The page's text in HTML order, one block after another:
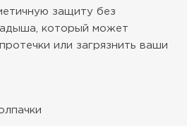
защиту без
который может
или загрязнить ваши